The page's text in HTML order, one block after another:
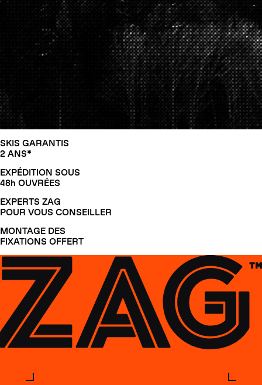
SKIS GARANTIS
2 ANS*
EXPÉDITION SOUS
48h OUVRÉES
EXPERTS ZAG
POUR VOUS CONSEILLER
MONTAGE DES
FIXATIONS OFFERT